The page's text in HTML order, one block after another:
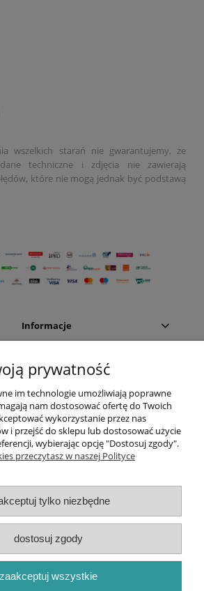
wszelkich starań nie gwarantujemy, że
techniczne i zdjęcia nie zawierają
które nie mogą jednak być podstawą
Informacje
Sklep internetowy:
Dział handlowy
Dział handlowy:
Dane firmy:
Sp. z o.o. | Tadeusza Boya Żeleńskiego
| mBank 41 1140 2004 0000 3102 8005
8170
prywatność
im technologie umożliwiają poprawne
nam dostosować ofertę do Twoich
wykorzystanie przez nas
i przejść do sklepu lub dostosować użycie
wybierając opcję "Dostosuj zgody".
przeczytasz w naszej Polityce
tylko niezbędne
dostosuj zgody
zaakceptuj wszystkie